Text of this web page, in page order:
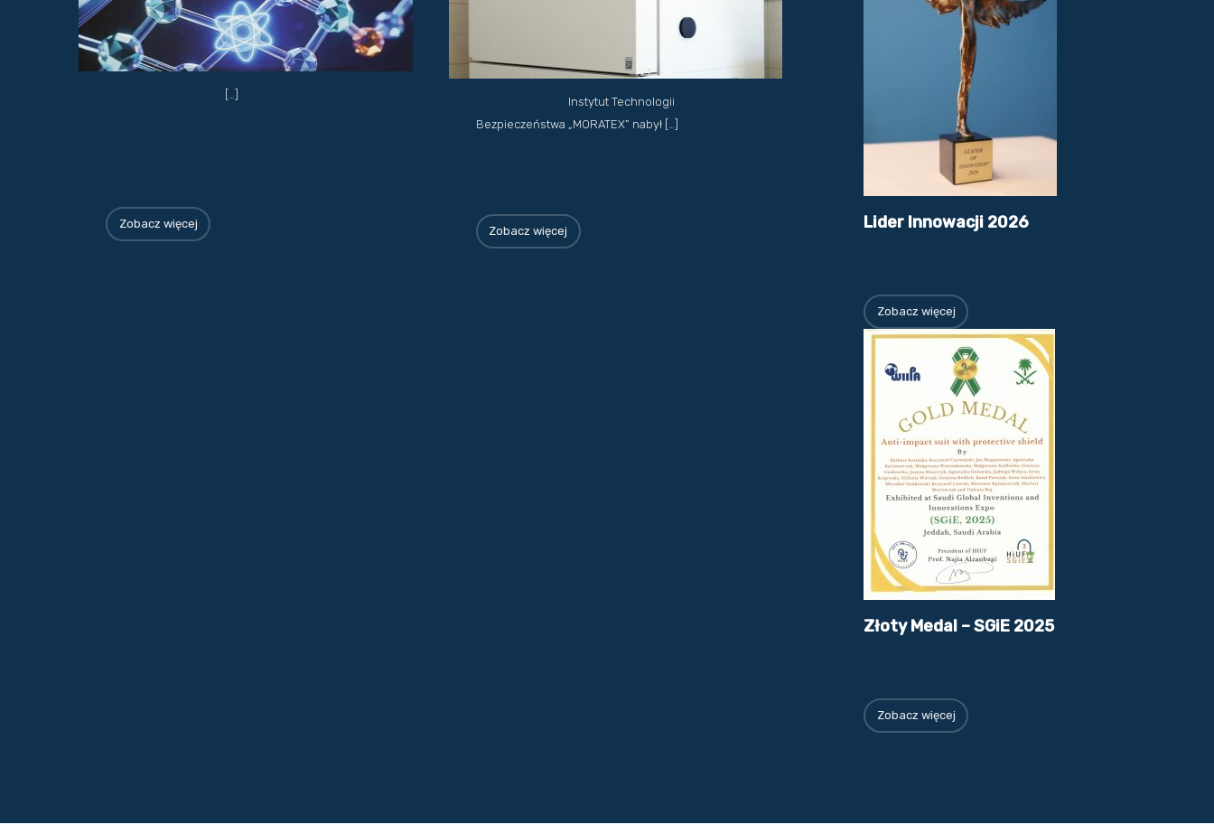
[…]
Zobacz więcej
Instytut Technologii
Bezpieczeństwa „MORATEX” nabył […]
Zobacz więcej Lider Innowacji 2026
Zobacz więcej
Złoty Medal – SGiE 2025
Zobacz więcej